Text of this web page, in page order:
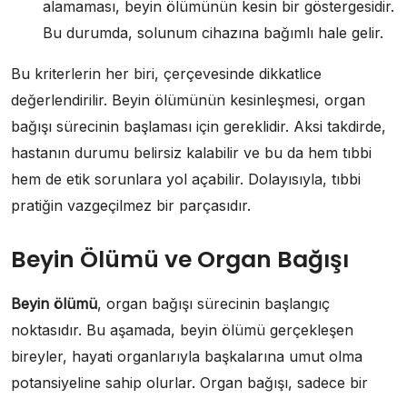
alamaması, beyin ölümünün kesin bir göstergesidir.
Bu durumda, solunum cihazına bağımlı hale gelir.
Bu kriterlerin her biri, çerçevesinde dikkatlice
değerlendirilir. Beyin ölümünün kesinleşmesi, organ
bağışı sürecinin başlaması için gereklidir. Aksi takdirde,
hastanın durumu belirsiz kalabilir ve bu da hem tıbbi
hem de etik sorunlara yol açabilir. Dolayısıyla, tıbbi
pratiğin vazgeçilmez bir parçasıdır.
Beyin Ölümü ve Organ Bağışı
Beyin ölümü, organ bağışı sürecinin başlangıç
noktasıdır. Bu aşamada, beyin ölümü gerçekleşen
bireyler, hayati organlarıyla başkalarına umut olma
potansiyeline sahip olurlar. Organ bağışı, sadece bir